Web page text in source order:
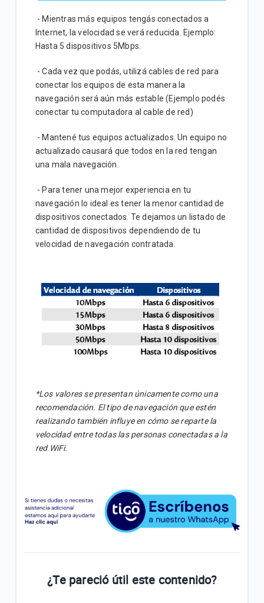
- Mientras más equipos tengás conectados a
Internet, la velocidad se verá reducida. Ejemplo:
Hasta 5 dispositivos 5Mbps.
- Cada vez que podás, utilizá cables de red para
conectar los equipos de esta manera la
navegación será aún más estable (Ejemplo podés
conectar tu computadora al cable de red)
- Mantené tus equipos actualizados. Un equipo no
actualizado causará que todos en la red tengan
una mala navegación.
- Para tener una mejor experiencia en tu
navegación lo ideal es tener la menor cantidad de
dispositivos conectados. Te dejamos un listado de
cantidad de dispositivos dependiendo de tu
velocidad de navegación contratada.
*Los valores se presentan únicamente como una
recomendación. El tipo de navegación que estén
realizando también influye en cómo se reparte la
velocidad entre todas las personas conectadas a la
red WiFi.
¿Te pareció útil este contenido?